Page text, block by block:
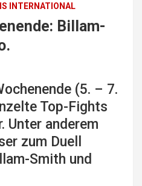
INTERNATIONAL
Billam-
(5. – 7.
Top-Fights
Unter anderem
zum Duell
Smith und